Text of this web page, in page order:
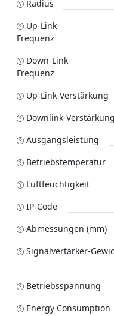
Radius
Up-Link-
Frequenz
Down-Link-
Frequenz
Up-Link-Verstärkung
Downlink-Verstärkung
Ausgangsleistung
Betriebstemperatur
Luftfeuchtigkeit
IP-Code
Abmessungen (mm)
Signalvertärker-
Betriebsspannung
Energy Consumption